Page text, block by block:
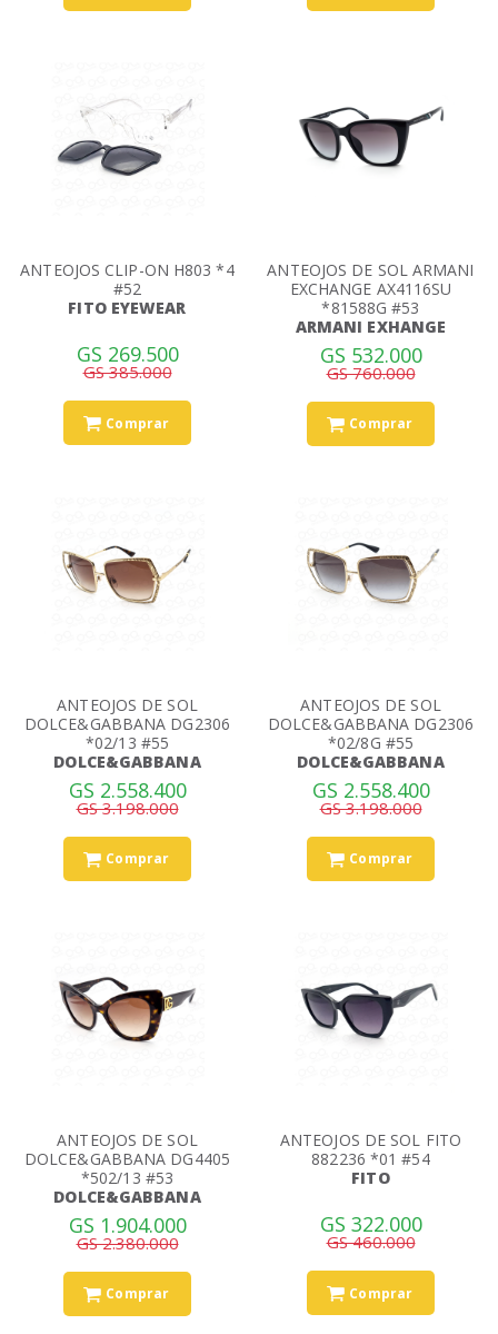
ANTEOJOS CLIP-ON H803 *4
#52
FITO EYEWEAR
GS 269.500
GS 385.000
Comprar
ANTEOJOS DE SOL ARMANI
EXCHANGE AX4116SU
*81588G #53
ARMANI EXHANGE
GS 532.000
GS 760.000
Comprar
ANTEOJOS DE SOL
DOLCE&GABBANA DG2306
*02/13 #55
DOLCE&GABBANA
GS 2.558.400
GS 3.198.000
Comprar
ANTEOJOS DE SOL
DOLCE&GABBANA DG2306
*02/8G #55
DOLCE&GABBANA
GS 2.558.400
GS 3.198.000
Comprar
ANTEOJOS DE SOL
DOLCE&GABBANA DG4405
*502/13 #53
DOLCE&GABBANA
GS 1.904.000
GS 2.380.000
Comprar
ANTEOJOS DE SOL FITO
882236 *01 #54
FITO
GS 322.000
GS 460.000
Comprar